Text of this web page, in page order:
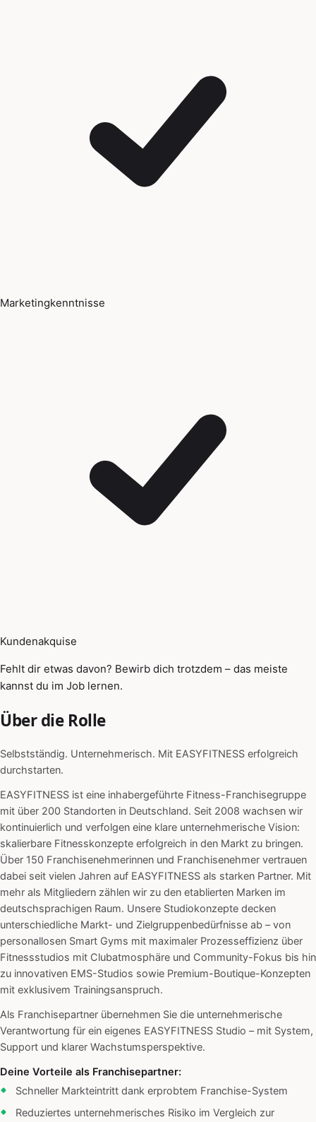
Marketingkenntnisse
Kundenakquise
Fehlt dir etwas davon? Bewirb dich trotzdem – das meiste
kannst du im Job lernen.
Über die Rolle
Selbstständig. Unternehmerisch. Mit EASYFITNESS erfolgreich
durchstarten.
EASYFITNESS ist eine inhabergeführte Fitness-Franchisegruppe
mit über 200 Standorten in Deutschland. Seit 2008 wachsen wir
kontinuierlich und verfolgen eine klare unternehmerische Vision:
skalierbare Fitnesskonzepte erfolgreich in den Markt zu bringen.
Über 150 Franchisenehmerinnen und Franchisenehmer vertrauen
dabei seit vielen Jahren auf EASYFITNESS als starken Partner. Mit
mehr als Mitgliedern zählen wir zu den etablierten Marken im
deutschsprachigen Raum. Unsere Studiokonzepte decken
unterschiedliche Markt- und Zielgruppenbedürfnisse ab – von
personallosen Smart Gyms mit maximaler Prozesseffizienz über
Fitnessstudios mit Clubatmosphäre und Community-Fokus bis hin
zu innovativen EMS-Studios sowie Premium-Boutique-Konzepten
mit exklusivem Trainingsanspruch.
Als Franchisepartner übernehmen Sie die unternehmerische
Verantwortung für ein eigenes EASYFITNESS Studio – mit System,
Support und klarer Wachstumsperspektive.
Deine Vorteile als Franchisepartner:
Schneller Markteintritt dank erprobtem Franchise-System
Reduziertes unternehmerisches Risiko im Vergleich zur